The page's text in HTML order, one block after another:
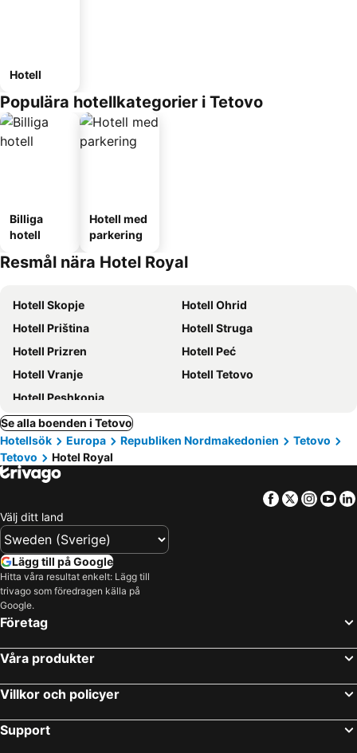
Hotell
Populära hotellkategorier i Tetovo
Billiga
hotell
Hotell med
parkering
Resmål nära Hotel Royal
Hotell Skopje
Hotell Ohrid
Hotell Priština
Hotell Struga
Hotell Prizren
Hotell Peć
Hotell Vranje
Hotell Tetovo
Hotell Peshkopia
Se alla boenden i Tetovo
Hotellsök
Europa Republiken Nordmakedonien
Tetovo
Tetovo
Hotel Royal
Facebook
Twitter
Välj ditt land
Lägg till på Google
Hitta våra resultat enkelt: Lägg till
trivago som föredragen källa på
Google.
Företag
Våra produkter
Villkor och policyer
Support